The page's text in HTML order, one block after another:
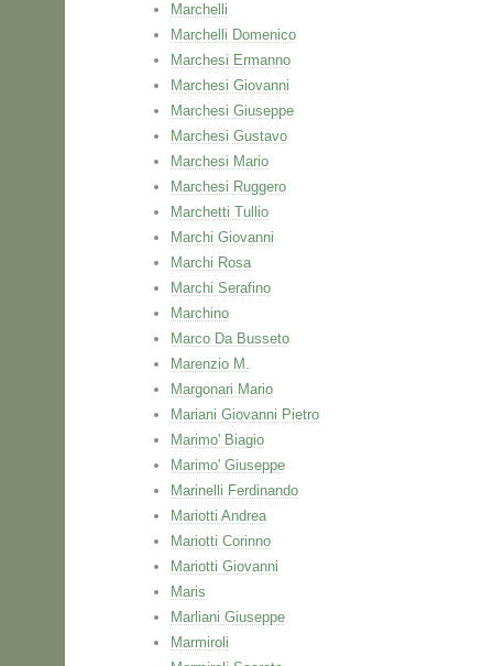
Marchelli
Marchelli Domenico
Marchesi Ermanno
Marchesi Giovanni
Marchesi Giuseppe
Marchesi Gustavo
Marchesi Mario
Marchesi Ruggero
Marchetti Tullio
Marchi Giovanni
Marchi Rosa
Marchi Serafino
Marchino
Marco Da Busseto
Marenzio M.
Margonari Mario
Mariani Giovanni Pietro
Marimo' Biagio
Marimo' Giuseppe
Marinelli Ferdinando
Mariotti Andrea
Mariotti Corinno
Mariotti Giovanni
Maris
Marliani Giuseppe
Marmiroli